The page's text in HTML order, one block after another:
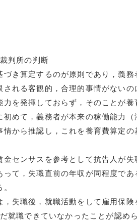
判所の判断
き算定するのが原則であり，義務
れる客観的，合理的事情がないの
を発揮しておらず，そのことが養
めて，義務者が本来の稼働能力（
から推認し，これを養育費算定の
ンサスを参考として抗告人が失
て，失職直前の年収が同程度であ
職後，就職活動をして雇用保険
就職できていなかったことが認め